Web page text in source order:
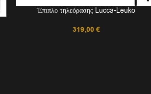
Έπιπλο τηλεόρασης Lucca-Leuko
319,00 €